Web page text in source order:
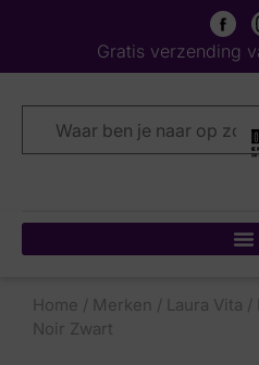
Gratis verzending
Home / Merken / Laura Vita /
Noir Zwart